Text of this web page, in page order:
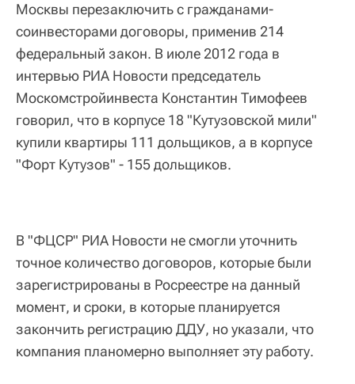
Москвы перезаключить с гражданами-
соинвесторами договоры, применив 214
федеральный закон. В июле 2012 года в
интервью РИА Новости председатель
Москомстройинвеста Константин Тимофеев
говорил, что в корпусе 18 "Кутузовской мили"
купили квартиры 111 дольщиков, а в корпусе
"Форт Кутузов" - 155 дольщиков.
В "ФЦСР" РИА Новости не смогли уточнить
точное количество договоров, которые были
зарегистрированы в Росреестре на данный
момент, и сроки, в которые планируется
закончить регистрацию ДДУ, но указали, что
компания планомерно выполняет эту работу.